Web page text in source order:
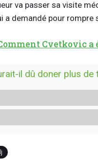
va passer sa visite
a demandé pour
Cvetkovic
il dû doner plus de